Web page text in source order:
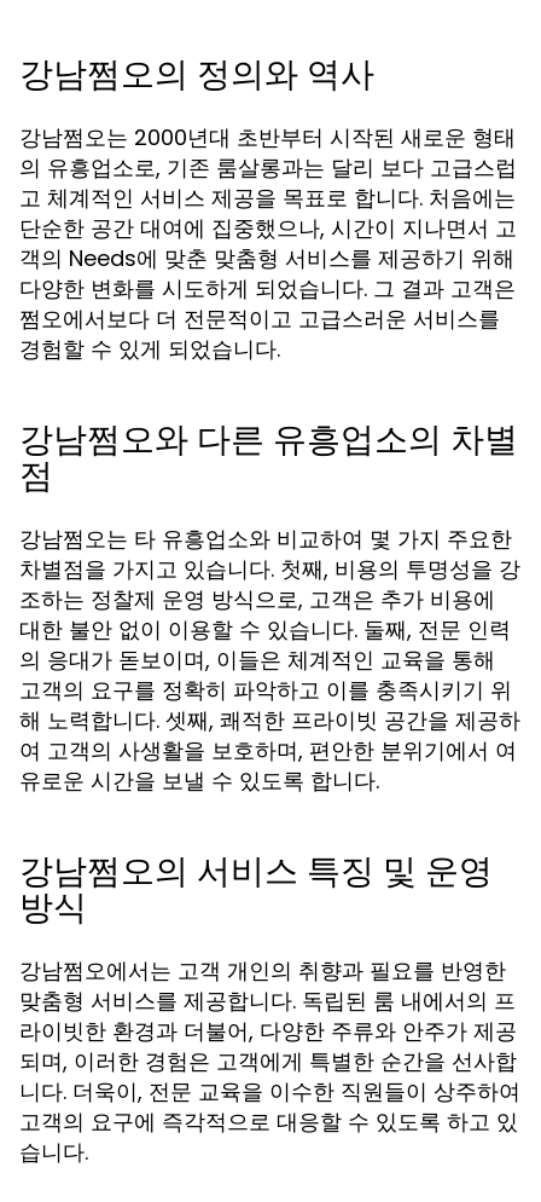
강남쩜오의 정의와 역사
강남쩜오는 2000년대 초반부터 시작된 새로운 형태
의 유흥업소로, 기존 룸살롱과는 달리 보다 고급스럽
고 체계적인 서비스 제공을 목표로 합니다. 처음에는
단순한 공간 대여에 집중했으나, 시간이 지나면서 고
객의 Needs에 맞춘 맞춤형 서비스를 제공하기 위해
다양한 변화를 시도하게 되었습니다. 그 결과 고객은
쩜오에서보다 더 전문적이고 고급스러운 서비스를
경험할 수 있게 되었습니다.
강남쩜오와 다른 유흥업소의 차별
점
강남쩜오는 타 유흥업소와 비교하여 몇 가지 주요한
차별점을 가지고 있습니다. 첫째, 비용의 투명성을 강
조하는 정찰제 운영 방식으로, 고객은 추가 비용에
대한 불안 없이 이용할 수 있습니다. 둘째, 전문 인력
의 응대가 돋보이며, 이들은 체계적인 교육을 통해
고객의 요구를 정확히 파악하고 이를 충족시키기 위
해 노력합니다. 셋째, 쾌적한 프라이빗 공간을 제공하
여 고객의 사생활을 보호하며, 편안한 분위기에서 여
유로운 시간을 보낼 수 있도록 합니다.
강남쩜오의 서비스 특징 및 운영
방식
강남쩜오에서는 고객 개인의 취향과 필요를 반영한
맞춤형 서비스를 제공합니다. 독립된 룸 내에서의 프
라이빗한 환경과 더불어, 다양한 주류와 안주가 제공
되며, 이러한 경험은 고객에게 특별한 순간을 선사합
니다. 더욱이, 전문 교육을 이수한 직원들이 상주하여
고객의 요구에 즉각적으로 대응할 수 있도록 하고 있
습니다.